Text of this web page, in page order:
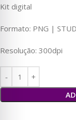
Kit digital
Formato: PNG |
Resolução: 300dpi